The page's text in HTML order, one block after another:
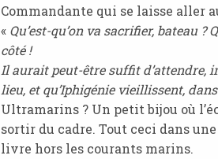
Commandante qui se laisse aller
« Qu’est-qu’on va sacrifier, bateau
côté !
Il aurait peut-être suffit d’attendre,
lieu, et qu’Iphigénie vieillissent,
Ultramarins ? Un petit bijou où
sortir du cadre. Tout ceci dans
livre hors les courants marins.